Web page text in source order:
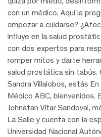
con un médico. Aquí la
empezar a cuidarse?
influye en la salud
con dos expertos para
romper mitos y darte
salud prostática sin
Sandra Villalobos, estás
Médico ABC, bienvenidos.
Johnatan Vitar Sandoval,
La Salle y cuenta con la
Universidad Nacional